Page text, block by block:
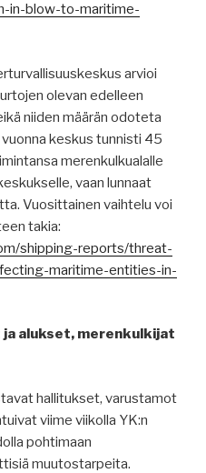
in-blow-to-maritime-
arvioi
olevan edelleen
niiden määrän odoteta
keskus tunnisti 45
merenkulkualalle
vaan lunnaat
Vuosittainen vaihtelu voi
takia:
shipping-reports/threat-
maritime-entities-in-
alukset, merenkulkijat
hallitukset, varustamot
viime viikolla YK:n
pohtimaan
muutostarpeita.